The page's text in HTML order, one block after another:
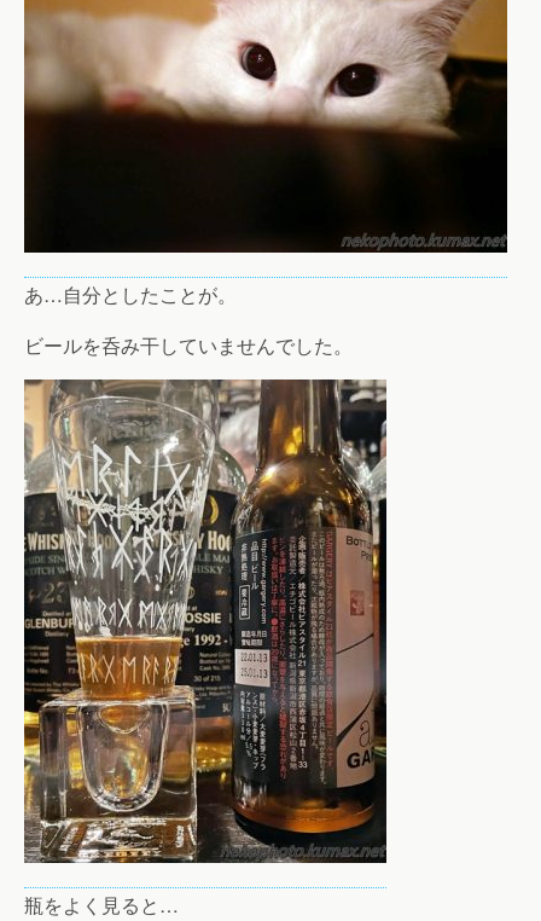
あ…自分としたことが。
ビールを呑み干していませんでした。
瓶をよく見ると…